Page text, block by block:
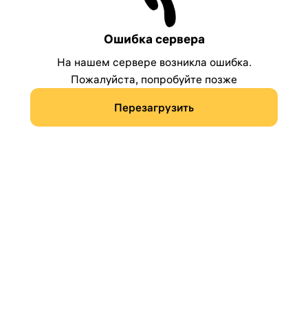
Ошибка сервера
На нашем сервере возникла ошибка.
Пожалуйста, попробуйте позже
Перезагрузить